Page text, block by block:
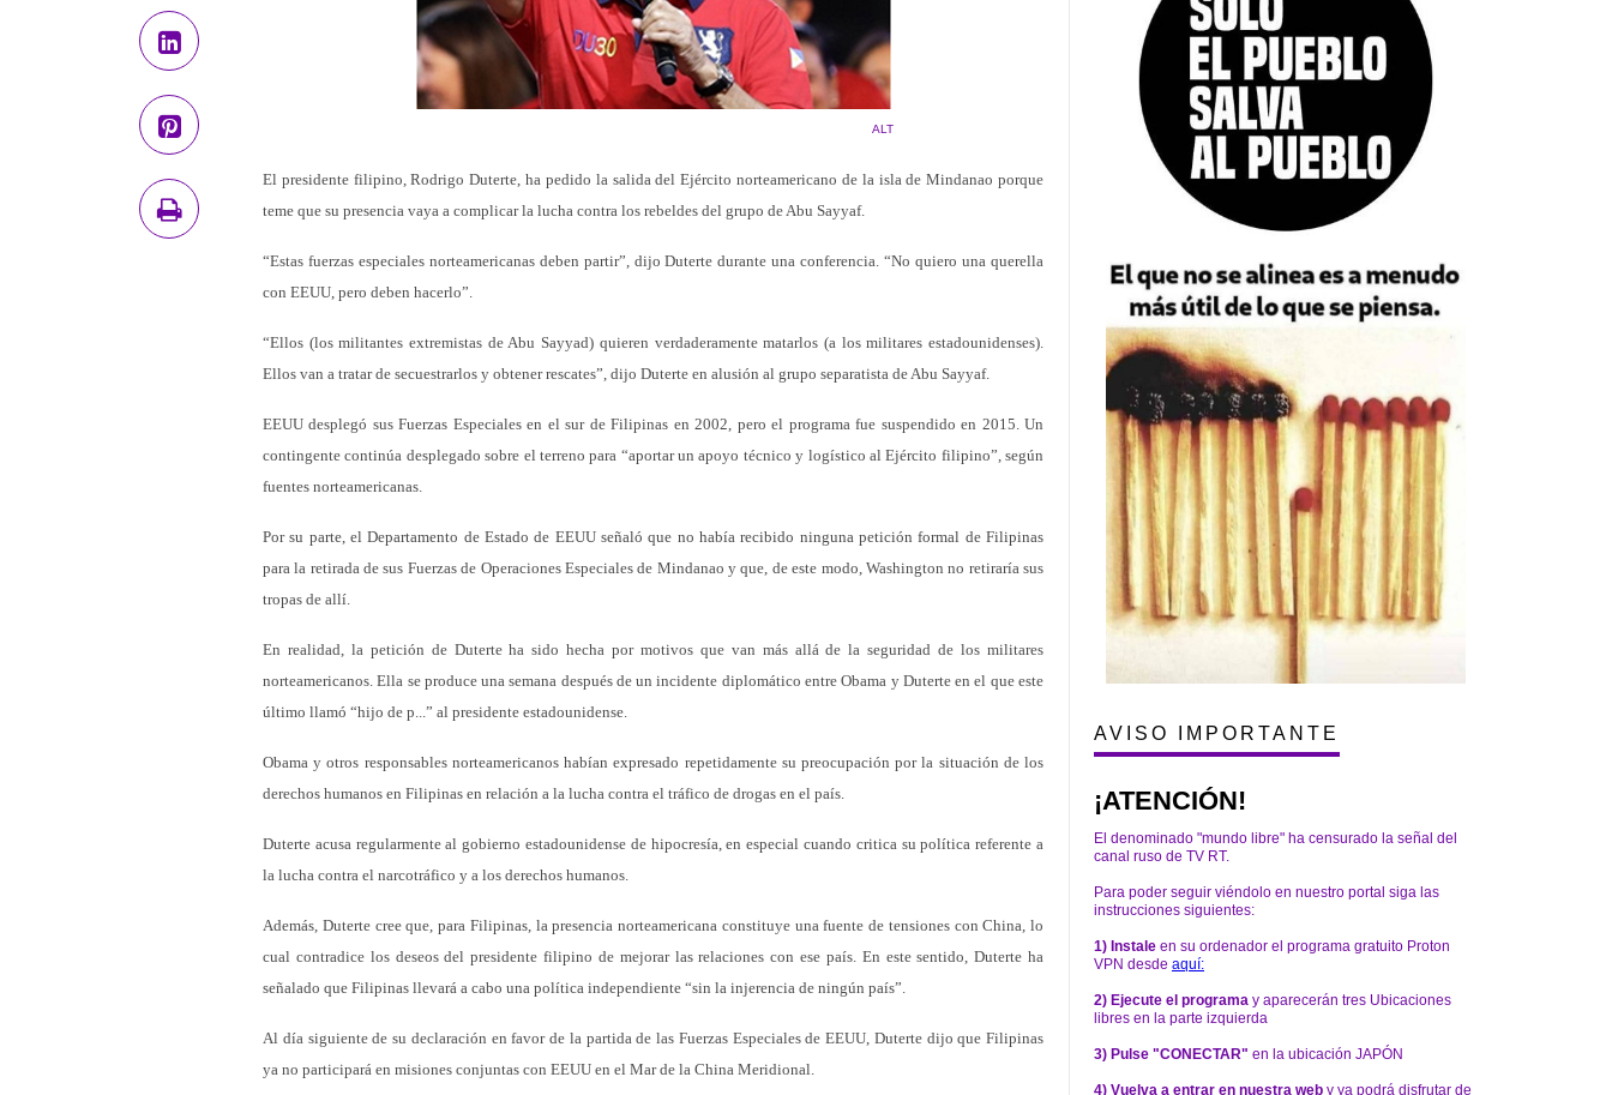
ALT
El presidente filipino, Rodrigo Duterte, ha pedido la salida del Ejército norteamericano de la isla de Mindanao porque
teme que su presencia vaya a complicar la lucha contra los rebeldes del grupo de Abu Sayyaf.
“Estas fuerzas especiales norteamericanas deben partir”, dijo Duterte durante una conferencia. “No quiero una querella
con EEUU, pero deben hacerlo”.
“Ellos (los militantes extremistas de Abu Sayyad) quieren verdaderamente matarlos (a los militares estadounidenses).
Ellos van a tratar de secuestrarlos y obtener rescates”, dijo Duterte en alusión al grupo separatista de Abu Sayyaf.
EEUU desplegó sus Fuerzas Especiales en el sur de Filipinas en 2002, pero el programa fue suspendido en 2015. Un
contingente continúa desplegado sobre el terreno para “aportar un apoyo técnico y logístico al Ejército filipino”, según
fuentes norteamericanas.
Por su parte, el Departamento de Estado de EEUU señaló que no había recibido ninguna petición formal de Filipinas
para la retirada de sus Fuerzas de Operaciones Especiales de Mindanao y que, de este modo, Washington no retiraría sus
tropas de allí.
En realidad, la petición de Duterte ha sido hecha por motivos que van más allá de la seguridad de los militares
norteamericanos. Ella se produce una semana después de un incidente diplomático entre Obama y Duterte en el que este
último llamó “hijo de p...” al presidente estadounidense.
Obama y otros responsables norteamericanos habían expresado repetidamente su preocupación por la situación de los
derechos humanos en Filipinas en relación a la lucha contra el tráfico de drogas en el país.
Duterte acusa regularmente al gobierno estadounidense de hipocresía, en especial cuando critica su política referente a
la lucha contra el narcotráfico y a los derechos humanos.
Además, Duterte cree que, para Filipinas, la presencia norteamericana constituye una fuente de tensiones con China, lo
cual contradice los deseos del presidente filipino de mejorar las relaciones con ese país. En este sentido, Duterte ha
señalado que Filipinas llevará a cabo una política independiente “sin la injerencia de ningún país”.
Al día siguiente de su declaración en favor de la partida de las Fuerzas Especiales de EEUU, Duterte dijo que Filipinas
ya no participará en misiones conjuntas con EEUU en el Mar de la China Meridional.
AVISO IMPORTANTE
¡ATENCIÓN!
El denominado "mundo libre" ha censurado la señal del
canal ruso de TV RT.
Para poder seguir viéndolo en nuestro portal siga las
instrucciones siguientes:
1) Instale en su ordenador el programa gratuito Proton
VPN desde aquí:
2) Ejecute el programa y aparecerán tres Ubicaciones
libres en la parte izquierda
3) Pulse "CONECTAR" en la ubicación JAPÓN
4) Vuelva a entrar en nuestra web y ya podrá disfrutar de